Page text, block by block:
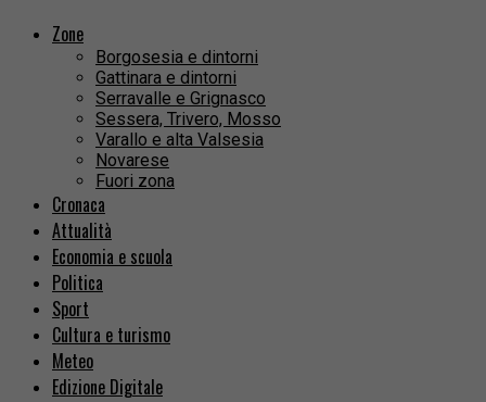
Zone
Borgosesia e dintorni
Gattinara e dintorni
Serravalle e Grignasco
Sessera, Trivero, Mosso
Varallo e alta Valsesia
Novarese
Fuori zona
Cronaca
Attualità
Economia e scuola
Politica
Sport
Cultura e turismo
Meteo
Edizione Digitale